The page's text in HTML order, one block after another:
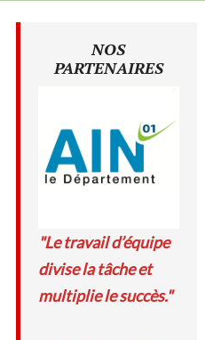
NOS
PARTENAIRES
"Le travail d’équipe
divise la tâche et
multiplie le succès."